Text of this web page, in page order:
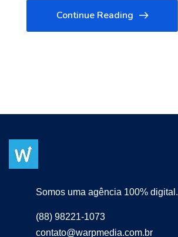
Continue Reading
Somos uma agência 100% digital.
(88) 98221-1073
contato@warpmedia.com.br